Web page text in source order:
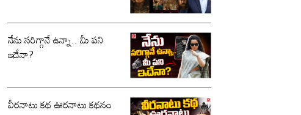
నేను సరిగ్గానే ఉన్నా.. మీ పని
ఇదేనా?
వీరనాటు కథ ఊరనాటు కథనం